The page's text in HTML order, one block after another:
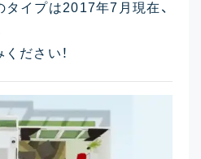
イプは2017年7月現在、
ださい！